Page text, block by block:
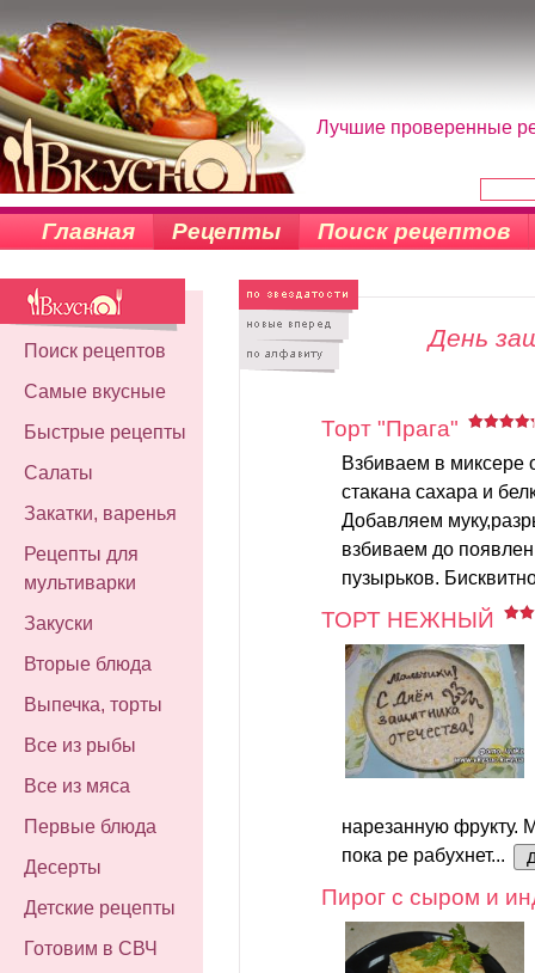
Лучшие проверенные
Главная Рецепты Поиск рецептов
Поиск рецептов
Самые вкусные
Быстрые рецепты
Салаты
Закатки, варенья
Рецепты для
мультиварки
Закуски
Вторые блюда
Выпечка, торты
Все из рыбы
Все из мяса
Первые блюда
Десерты
Детские рецепты
Готовим в СВЧ
День
Торт "Прага"
Взбиваем в миксере
стакана сахара и
Добавляем
взбиваем до
пузырьков.
ТОРТ НЕЖНЫЙ
нарезанную фрукту.
пока ре рабухнет...
Пирог с сыром и